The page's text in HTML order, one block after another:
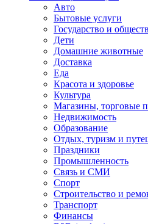
Авто
Бытовые услуги
Государство и
Дети
Домашние животные
Доставка
Еда
Красота и здоровье
Культура
Магазины, торговые
Недвижимость
Образование
Отдых, туризм и
Праздники
Промышленность
Связь и СМИ
Спорт
Строительство и
Транспорт
Финансы